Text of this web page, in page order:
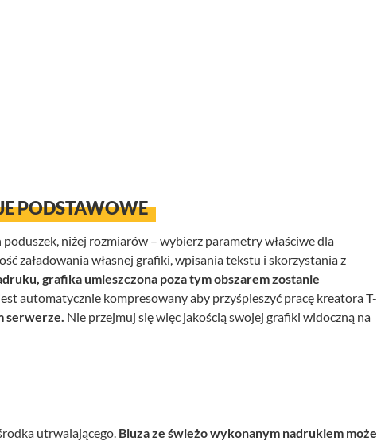
PODSTAWOWE
niżej rozmiarów – wybierz parametry właściwe dla
załadowania własnej grafiki, wpisania tekstu i skorzystania z
grafika umieszczona poza tym obszarem zostanie
automatycznie kompresowany aby przyśpieszyć pracę kreatora T-
serwerze. Nie przejmuj się więc jakością swojej grafiki widoczną na
utrwalającego. Bluza ze świeżo wykonanym nadrukiem może